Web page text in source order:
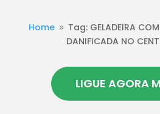
Home 9 Tag: GELADEIRA
DANIFICADA NO
LIGUE AGORA